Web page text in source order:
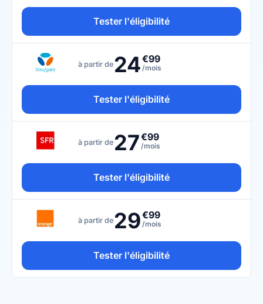
Tester l'éligibilité
à partir de 24€99
/mois
Tester l'éligibilité
à partir de 27€99
/mois
Tester l'éligibilité
à partir de 29€99
/mois
Tester l'éligibilité